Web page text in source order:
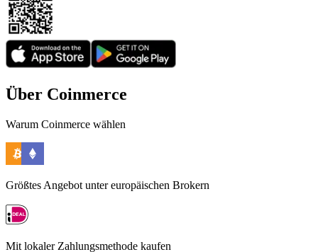
Über Coinmerce
Warum Coinmerce wählen
Größtes Angebot unter europäischen Brokern
Mit lokaler Zahlungsmethode kaufen